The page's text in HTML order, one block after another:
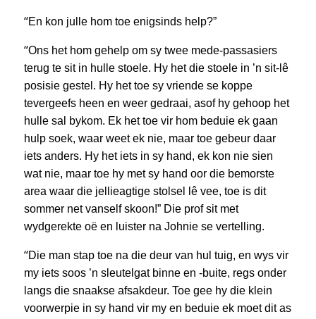
“En kon julle hom toe enigsinds help?”
“Ons het hom gehelp om sy twee mede-passasiers
terug te sit in hulle stoele. Hy het die stoele in ’n sit-lê
posisie gestel. Hy het toe sy vriende se koppe
tevergeefs heen en weer gedraai, asof hy gehoop het
hulle sal bykom. Ek het toe vir hom beduie ek gaan
hulp soek, waar weet ek nie, maar toe gebeur daar
iets anders. Hy het iets in sy hand, ek kon nie sien
wat nie, maar toe hy met sy hand oor die bemorste
area waar die jellieagtige stolsel lê vee, toe is dit
sommer net vanself skoon!” Die prof sit met
wydgerekte oë en luister na Johnie se vertelling.
“Die man stap toe na die deur van hul tuig, en wys vir
my iets soos ’n sleutelgat binne en -buite, regs onder
langs die snaakse afsakdeur. Toe gee hy die klein
voorwerpie in sy hand vir my en beduie ek moet dit as